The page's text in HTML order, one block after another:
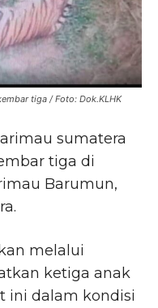
tiga / Foto: Dok.KLHK
sumatera
tiga di
Barumun,
melalui
ketiga anak
ini dalam kondisi